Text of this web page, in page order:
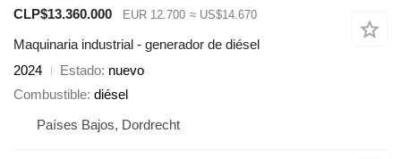
CLP$13.360.000 EUR 12.700 ≈ US$14.670
Maquinaria industrial - generador de diésel
2024
Estado nuevo
Combustible diésel
Países Bajos, Dordrecht